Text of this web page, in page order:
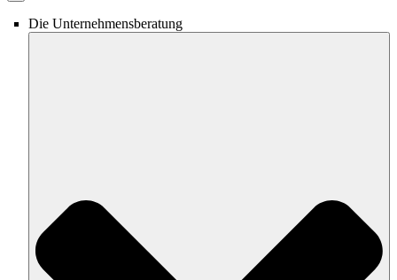
Die Unternehmensberatung